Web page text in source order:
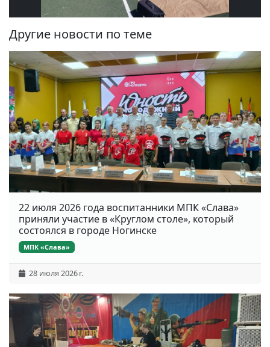
Другие новости по теме
22 июля 2026 года воспитанники МПК «Слава»
приняли участие в «Круглом столе», который
состоялся в городе Ногинске
МПК «Слава»
28 июля 2026 г.